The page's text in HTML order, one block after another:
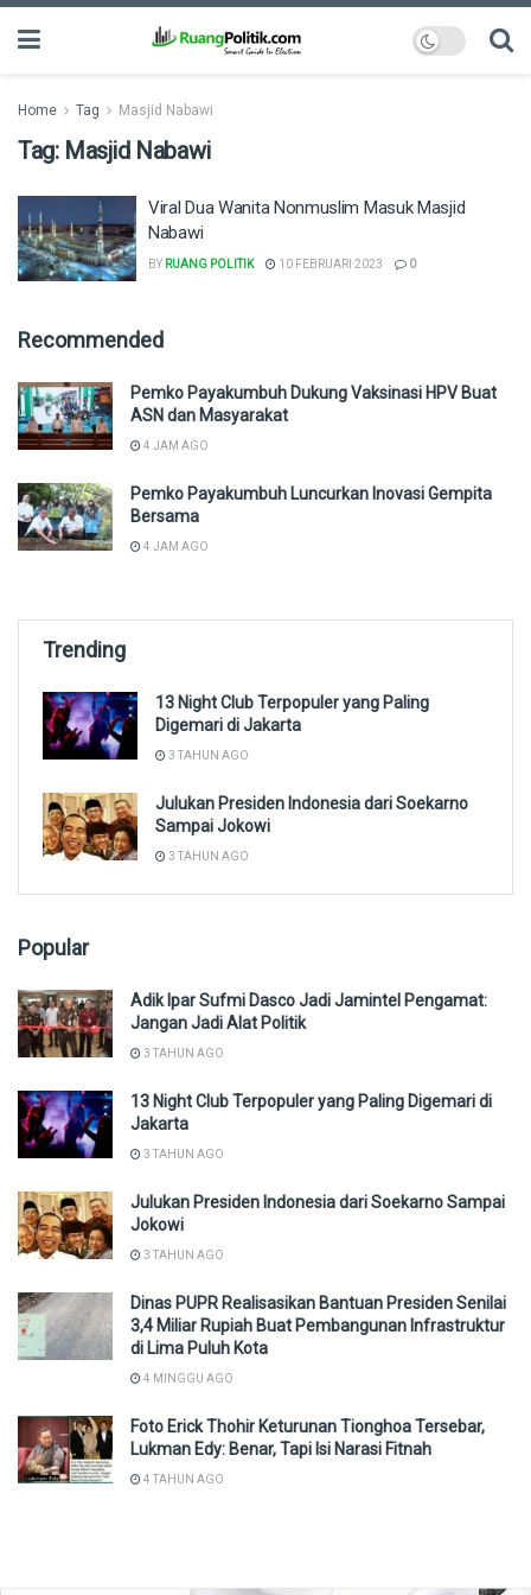
Home Tag Masjid Nabawi
Tag: Masjid Nabawi
Viral Dua Wanita Nonmuslim Masuk Masjid
Nabawi
BY RUANG POLITIK 10 FEBRUARI 2023 0
Recommended
Pemko Payakumbuh Dukung Vaksinasi HPV Buat
ASN dan Masyarakat
4 JAM AGO
Pemko Payakumbuh Luncurkan Inovasi Gempita
Bersama
4 JAM AGO
Trending
13 Night Club Terpopuler yang Paling
Digemari di Jakarta
3 TAHUN AGO
Julukan Presiden Indonesia dari Soekarno
Sampai Jokowi
3 TAHUN AGO
Popular
Adik Ipar Sufmi Dasco Jadi Jamintel Pengamat:
Jangan Jadi Alat Politik
3 TAHUN AGO
13 Night Club Terpopuler yang Paling Digemari di
Jakarta
3 TAHUN AGO
Julukan Presiden Indonesia dari Soekarno Sampai
Jokowi
3 TAHUN AGO
Dinas PUPR Realisasikan Bantuan Presiden Senilai
3,4 Miliar Rupiah Buat Pembangunan Infrastruktur
di Lima Puluh Kota
4 MINGGU AGO
Foto Erick Thohir Keturunan Tionghoa Tersebar,
Lukman Edy: Benar, Tapi Isi Narasi Fitnah
4 TAHUN AGO